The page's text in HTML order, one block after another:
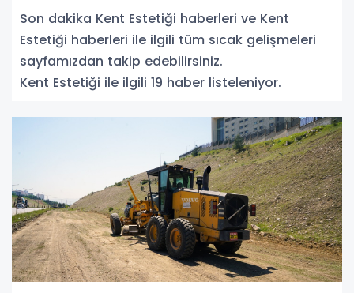
Son dakika Kent Estetiği haberleri ve Kent
Estetiği haberleri ile ilgili tüm sıcak gelişmeleri
sayfamızdan takip edebilirsiniz.
Kent Estetiği ile ilgili 19 haber listeleniyor.